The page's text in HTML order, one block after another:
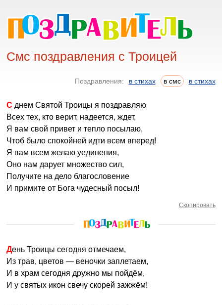
Смс поздравления с Троицей
Поздравления: в стихах в смс в стихах
С днем Святой Троицы я поздравляю
Всех тех, кто верит, надеется, ждет,
Я вам свой привет и тепло посылаю,
Чтоб было спокойней идти всем вперед!
Я вам всем желаю уединения,
Оно нам дарует множество сил,
Получите на дело благословение
И примите от Бога чудесный посыл!
Скопировать
День Троицы сегодня отмечаем,
Из трав, цветов — веночки заплетаем,
И в храм сегодня дружно мы пойдём,
И у святых икон свечу скорей зажжём!